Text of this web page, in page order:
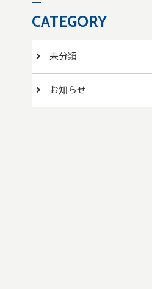
CATEGORY
未分類
お知らせ